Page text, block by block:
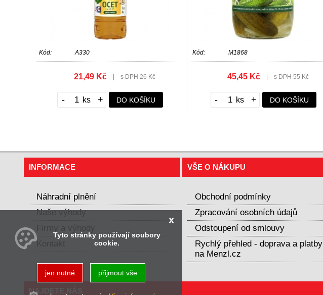
Kód: A330
21,49 Kč s DPH 26 Kč
- + DO KOŠÍKU
Kód: M1868
45,45 Kč s DPH 55 Kč
- + DO KOŠÍKU
INFORMACE
Náhradní plnění
Naše výhody
Kontakt
VŠE O NÁKUPU
Obchodní podmínky
Zpracování osobních údajů
Odstoupení od smlouvy
Rychlý přehled - doprava a platby
na Menzl.cz
NAJDETE NÁS
x
Tyto stránky používají soubory
cookie.
jen nutné přijmout vše